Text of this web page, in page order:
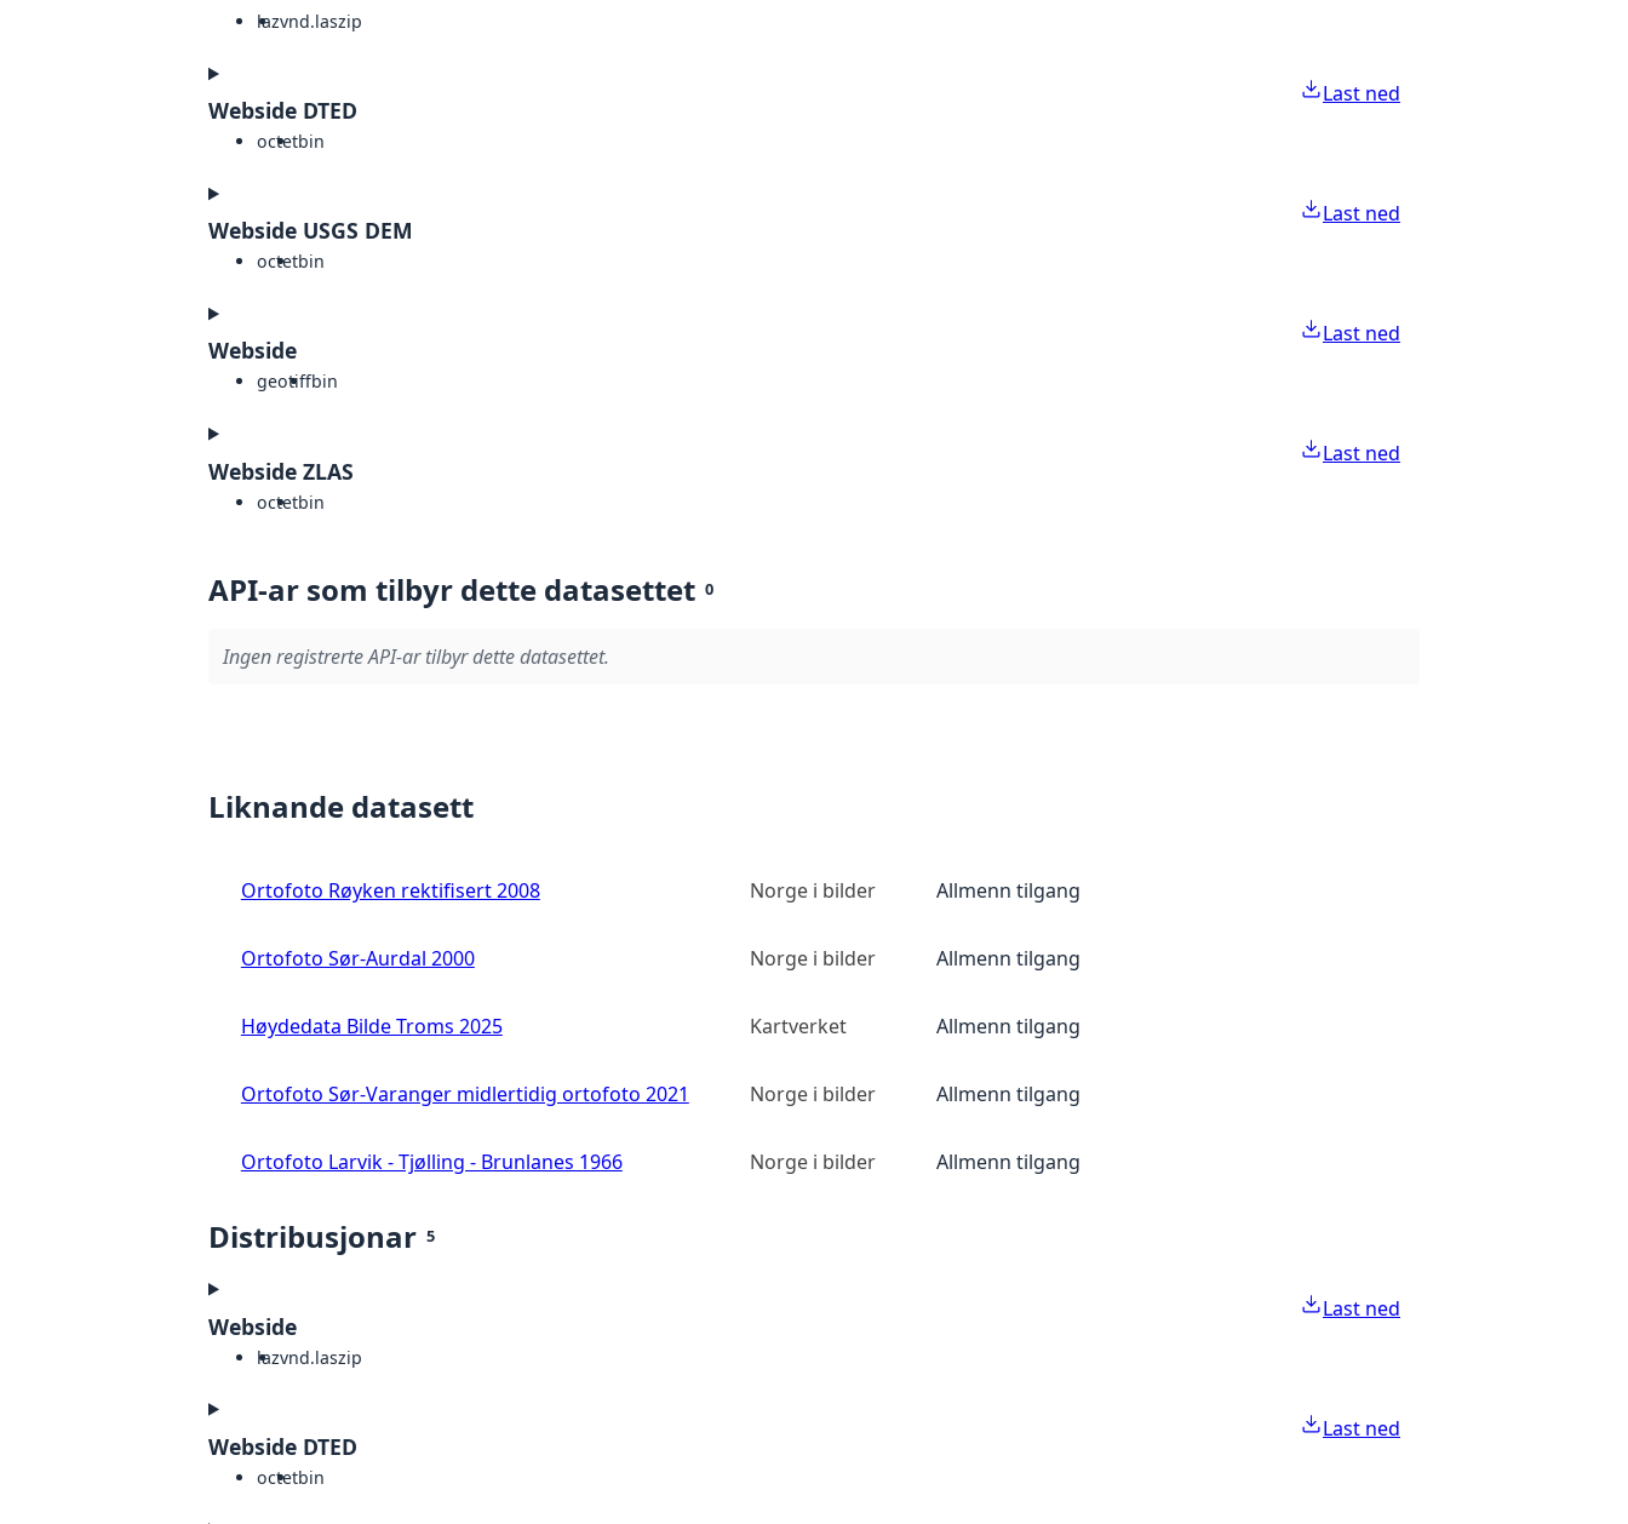
lazvnd.laszip
Webside DTED
octetbin
Last ned
Webside USGS DEM
octetbin
Last ned
Webside
geotiffbin
Last ned
Webside ZLAS
octetbin
Last ned
API-ar som tilbyr dette datasettet 0
Ingen registrerte API-ar tilbyr dette datasettet.
Liknande datasett
Ortofoto Røyken rektifisert 2008 Norge i bilder Allmenn tilgang
Ortofoto Sør-Aurdal 2000 Norge i bilder Allmenn tilgang
Høydedata Bilde Troms 2025 Kartverket Allmenn tilgang
Ortofoto Sør-Varanger midlertidig ortofoto 2021 Norge i bilder Allmenn tilgang
Ortofoto Larvik - Tjølling - Brunlanes 1966 Norge i bilder Allmenn tilgang
Distribusjonar 5
Webside
lazvnd.laszip
Last ned
Webside DTED
octetbin
Last ned